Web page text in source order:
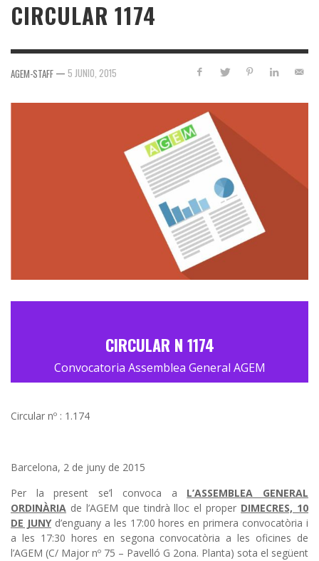
CIRCULAR 1174
AGEM-STAFF — 5 JUNIO, 2015
CIRCULAR N 1174
Convocatoria Assemblea General AGEM
Circular nº : 1.174
Barcelona, 2 de juny de 2015
Per la present se’l convoca a L’ASSEMBLEA GENERAL
ORDINÀRIA de l’AGEM que tindrà lloc el proper DIMECRES, 10
DE JUNYd’enguany a les 17:00 hores en primera convocatòria i
a les 17:30 hores en segona convocatòria a les oficines de
l’AGEM (C/ Major nº 75 – Pavelló G 2ona. Planta) sota el següent